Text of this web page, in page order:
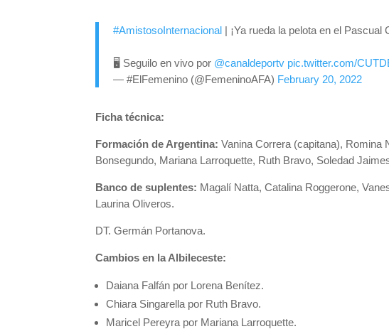
#AmistosoInternacional | ¡Ya rueda la pelota en el Pascual
🖥 Seguilo en vivo por @canaldeportv pic.twitter.com/
— #ElFemenino (@FemeninoAFA) February 20, 2022
Ficha técnica:
Formación de Argentina: Vanina Correra (capitana), Romina
Bonsegundo, Mariana Larroquette, Ruth Bravo, Soledad
Banco de suplentes: Magalí Natta, Catalina Roggerone,
Laurina Oliveros.
DT. Germán Portanova.
Cambios en la Albileceste:
Daiana Falfán por Lorena Benítez.
Chiara Singarella por Ruth Bravo.
Maricel Pereyra por Mariana Larroquette.